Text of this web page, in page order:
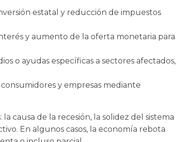
estatal y reducción de impuestos
y aumento de la oferta monetaria para
o ayudas específicas a sectores afectados,
y empresas mediante
causa de la recesión, la solidez del sistema
En algunos casos, la economía rebota